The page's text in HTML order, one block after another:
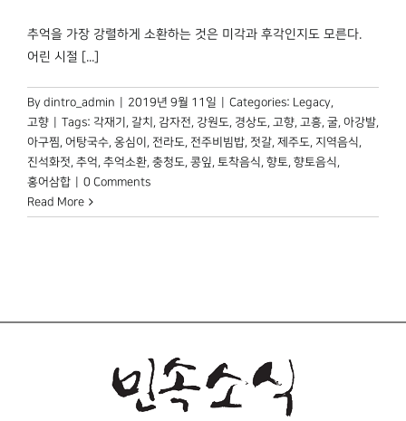
추억을 가장 강렬하게 소환하는 것은 미각과 후각인지도 모른다.
어린 시절 [...]
By dintro_admin 2019년 9월 11일 Categories: Legacy,
고향
Tags: 각재기 , 갈치 , 감자전, 강원도, 경상도, 고향, 고흥, 굴, 아강발,
아구찜, 어탕국수, 옹심이 , 전라도, 전주비빔밥, 젓갈, 제주도, 지역음식,
진석화젓, 추억, 추억소환, 충청도, 콩잎, 토착음식, 향토, 향토음식,
홍어삼합
0 Comments
Read More